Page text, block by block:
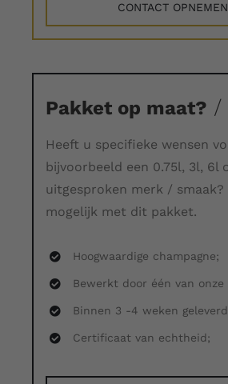
CONTACT OPNEMEN
Pakket op maat? /
Heeft u specifieke wensen
bijvoorbeeld een 0.75l, 3l, 6l
uitgesproken merk / smaak?
mogelijk met dit pakket.
Hoogwaardige champagne;
Bewerkt door één van
Binnen 3 -4 weken
Certificaat van echtheid;